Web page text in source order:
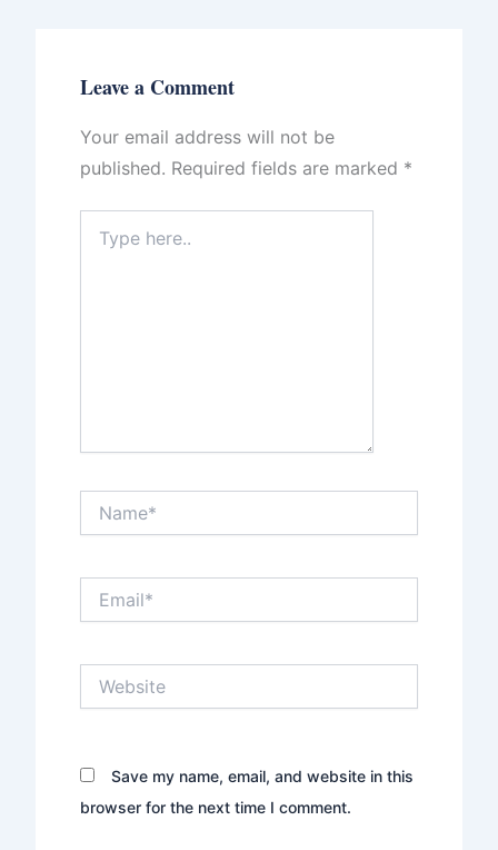
Leave a Comment
Your email address will not be
published. Required fields are marked *
here..
Save my name, email, and website in this
browser for the next time I comment.